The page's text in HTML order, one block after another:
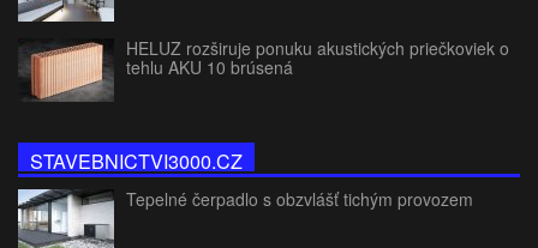
HELUZ rozširuje ponuku akustických priečkoviek o
tehlu AKU 10 brúsená
STAVEBNICTVI3000.CZ
Tepelné čerpadlo s obzvlášť tichým provozem